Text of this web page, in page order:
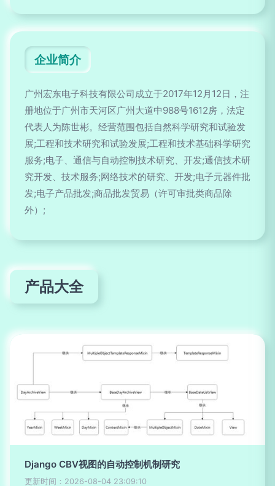
企业简介
广州宏东电子科技有限公司成立于2017年12月12日，注
册地位于广州市天河区广州大道中988号1612房，法定
代表人为陈世彬。经营范围包括自然科学研究和试验发
展;工程和技术研究和试验发展;工程和技术基础科学研究
服务;电子、通信与自动控制技术研究、开发;通信技术研
究开发、技术服务;网络技术的研究、开发;电子元器件批
发;电子产品批发;商品批发贸易（许可审批类商品除
外）;
产品大全
Django CBV视图的自动控制机制研究
更新时间：2026-08-04 23:09:10